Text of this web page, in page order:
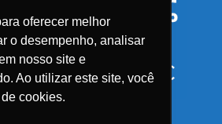
oferecer melhor
o desempenho, analisar
nosso site e
Ao utilizar este site, você
cookies.